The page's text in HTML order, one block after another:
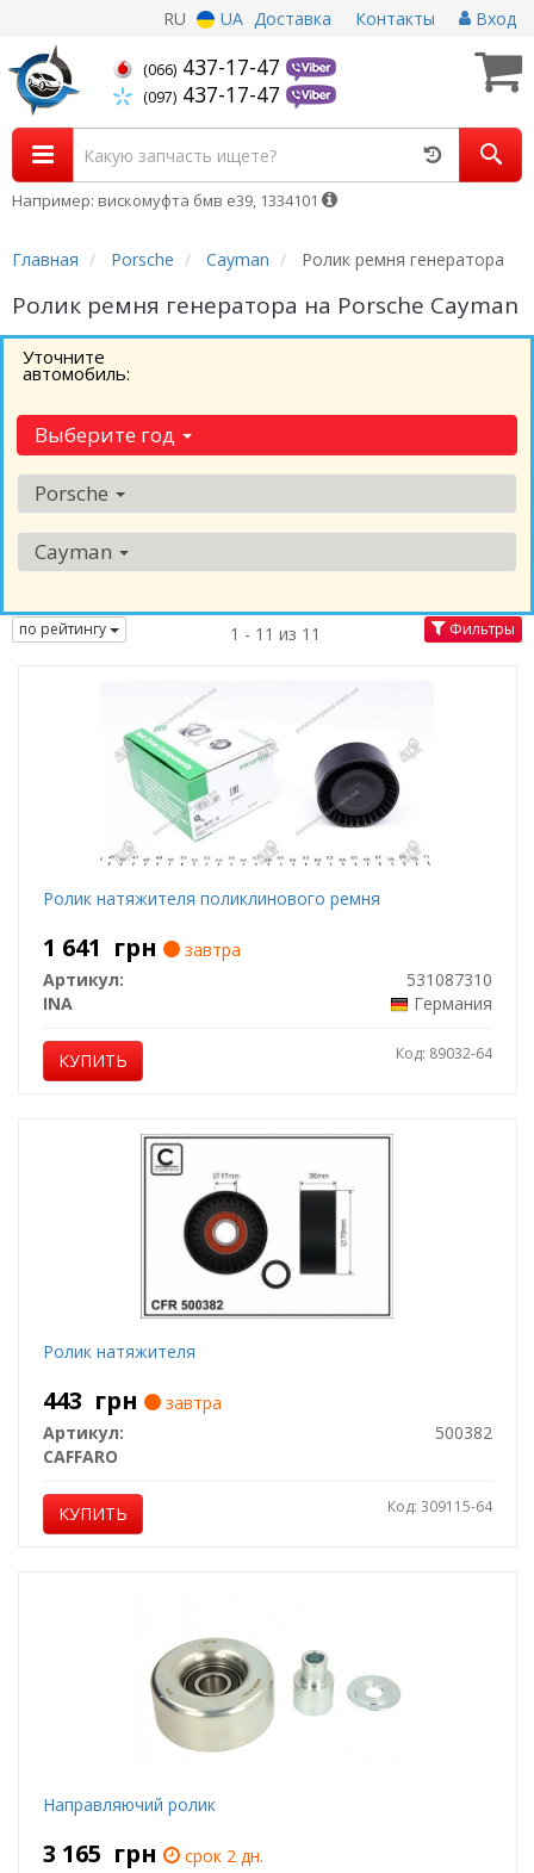
RU UA Доставка Контакты Вход
(066) 437-17-47
(097) 437-17-47
Например: вискомуфта бмв е39, 1334101
Главная Porsche Cayman Ролик ремня генератора
Ролик ремня генератора на Porsche Cayman
Уточните
автомобиль:
Выберите год
Porsche
Cayman
по рейтингу 1 - 11 из 11 Фильтры
Ролик натяжителя поликлинового ремня
1 641 грн
завтра
Артикул:
531087310
INA
Германия
КУПИТЬ Код: 89032-64
Ролик натяжителя
443 грн
завтра
Артикул:
500382
CAFFARO
КУПИТЬ Код: 309115-64
Направляючий ролик
3 165 грн
срок 2 дн.